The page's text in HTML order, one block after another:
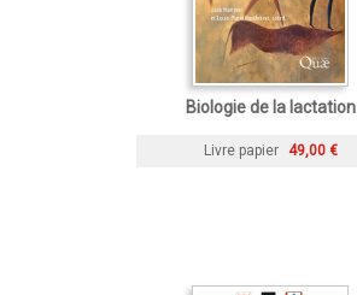
Biologie de la lactation
Livre papier 49,00 €